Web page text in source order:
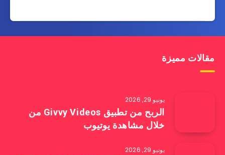
مقالات مميزة
يونيو 29, 2026
الربح من تطبيق Givvy Videos من
خلال مشاهدة يوتيوب
يونيو 29, 2026